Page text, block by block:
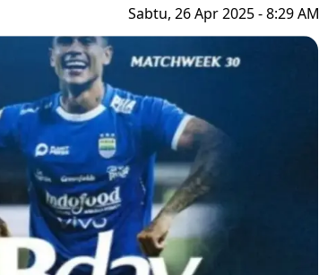
Sabtu, 26 Apr 2025 - 8:29 AM